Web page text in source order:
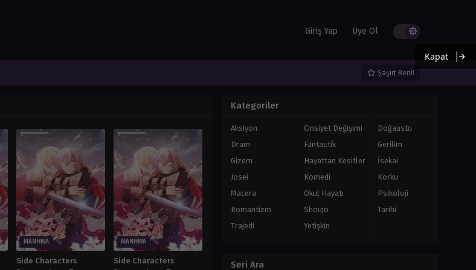
Giriş Yap Üye Ol
Şaşırt Beni!
MANHWA
Side Characters
MANHWA
Side Characters
Kategoriler
Aksiyon Cinsiyet Değişimi
Doğaüstü
Dram
Fantastik
Gerilim
Gizem
Hayattan Kesitler
İsekai
Josei
Komedi
Korku
Macera
Okul Hayatı
Psikoloji
Romantizm
Shoujo
Tarihi
Trajedi
Yetişkin
Seri Ara
Kapat